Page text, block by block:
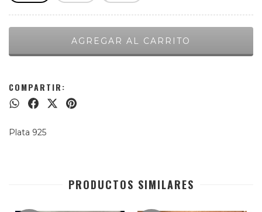
COMPARTIR:
Plata 925
PRODUCTOS SIMILARES